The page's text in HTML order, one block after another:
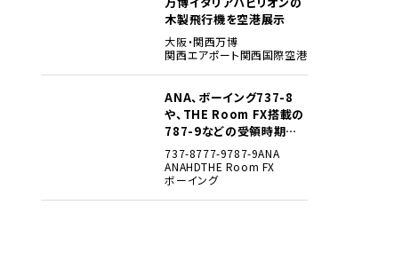
木製飛行機を空港展示
大阪・関西万博
関西エアポート関西国際空港
ANA、ボーイング737-8
や、THE Room FX搭載の
787-9などの受領時期見
込みを明らかに
737-8777-9787-9ANA
ANAHDTHE Room FX
ボーイング